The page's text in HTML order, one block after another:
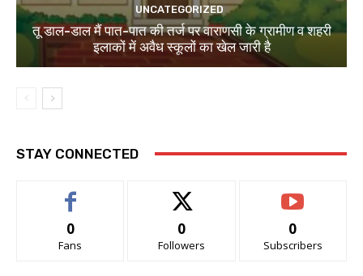
UNCATEGORIZED
तू डाल-डाल मैं पात-पात की तर्ज पर वाराणसी के ग्रामीण व शहरी
इलाकों में अवैध स्कूलों का खेल जारी है
STAY CONNECTED
0
Fans
0
Followers
0
Subscribers